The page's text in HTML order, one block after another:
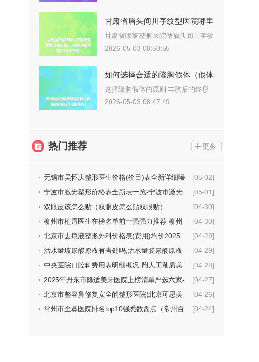
甘肃省眉头间川字纹型医院哪里
好(天水市第三人民医院潜力股
医生汇聚于此)
甘肃省哪家整形医院做眉头间川字纹
更好？说…
2026-05-03 08:50:55
如何选择合适的隆胸假体（假体
隆胸选择什么形状好）
选择隆胸假体的原则 丰胸后的终形
态取决…
2026-05-03 08:47:49
热门推荐 更多
[05-02]
无锡市吴怀庆整形医生价格(价目)表全新详细曝
光
[05-01]
宁波市激光塑形价格表全新表一览-宁波市激光
塑形价格行情
[04-30]
双眼皮该怎么贴（双眼皮怎么贴双眼贴）
[04-30]
柳州市植眉医生在榜名单前十强强力推荐-柳州
市植眉整形医生
[04-29]
北京市去疤液整形外科价格表(费用)均价2025
一览-北京市去疤液具体费用是多少钱
[04-29]
活水量玻尿酸原液有害处吗,活水量玻尿酸原液
术的坏处
[04-28]
中央医院口腔科费用表明细概况-附人工釉质美
牙案例
[04-27]
2025年丹东市隐适美牙医院上榜清单严选六家-
丹东市隐适美牙口腔医院
[04-26]
北京市整容鼻修复安全的整形医院(北京可思美
医疗美容机构技术点评_附价格一览表)
[04-24]
常州市歪鼻医院排名top10强悉数盘点（常州百